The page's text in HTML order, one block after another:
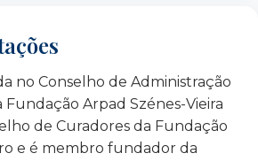
no Conselho de Administração
Arpad Szénes-Vieira
de Curadores da Fundação
e é membro fundador da